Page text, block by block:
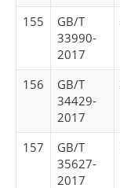
155
GB/T
33990-
2017
156
GB/T
34429-
2017
157
GB/T
35627-
2017